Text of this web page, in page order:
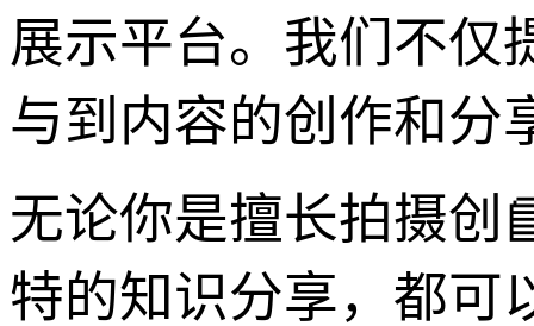
展示平台。我们不仅
与到内容的创作和分
无论你是擅长拍摄创
特的知识分享，都可